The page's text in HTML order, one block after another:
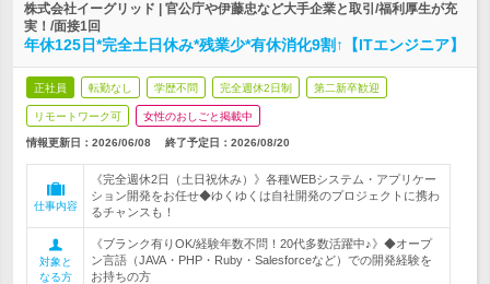
株式会社イーグリッド | 官公庁や伊藤忠など大手企業と取引/福利厚生が充
実！/面接1回
年休125日*完全土日休み*残業少*有休消化9割↑【ITエンジニア】
正社員 転勤なし 学歴不問 完全週休2日制 第二新卒歓迎
リモートワーク可 女性のおしごと掲載中
情報更新日：2026/06/08 終了予定日： 2026/08/20
仕事内容
《完全週休2日（土日祝休み）》各種WEBシステム・アプリケー
ション開発をお任せ◆ゆくゆくは自社開発のプロジェクトに携わ
るチャンスも！
対象と
なる方
《ブランク有りOK/経験年数不問！20代多数活躍中♪》◆オープ
ン言語（JAVA・PHP・Ruby・Salesforceなど）での開発経験を
お持ちの方